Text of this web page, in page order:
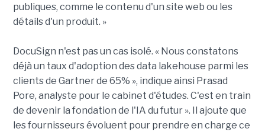
publiques, comme le contenu d'un site web ou les
détails d'un produit. »
DocuSign n'est pas un cas isolé. « Nous constatons
déjà un taux d'adoption des data lakehouse parmi les
clients de Gartner de 65% », indique ainsi Prasad
Pore, analyste pour le cabinet d'études. C'est en train
de devenir la fondation de l'IA du futur ». Il ajoute que
les fournisseurs évoluent pour prendre en charge ce